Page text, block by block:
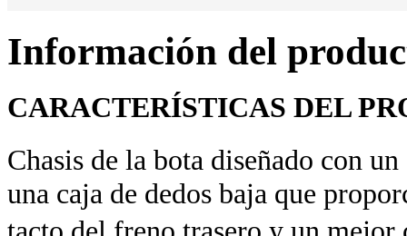
Información del
CARACTERÍSTICAS DEL
Chasis de la bota diseñado con
una caja de dedos baja que